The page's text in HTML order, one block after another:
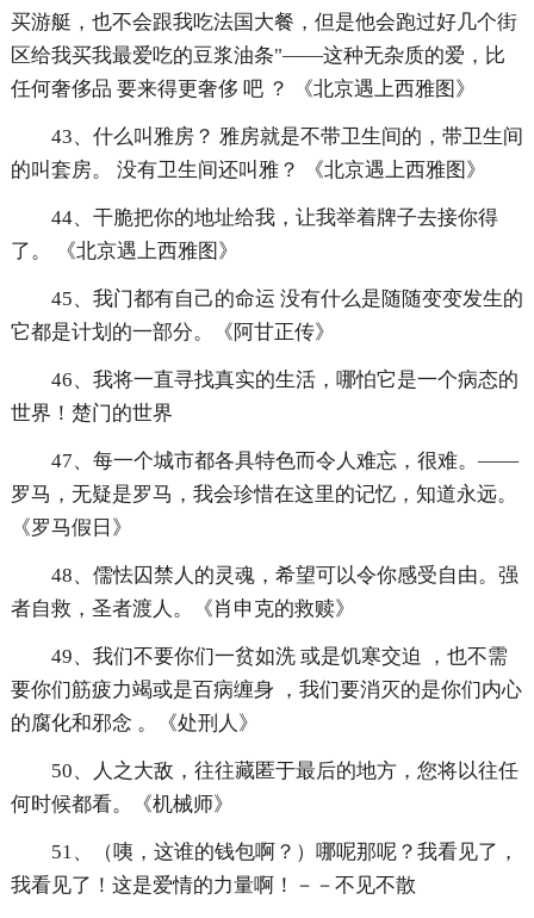
买游艇，也不会跟我吃法国大餐，但是他会跑过好几个街
区给我买我最爱吃的豆浆油条"——这种无杂质的爱，比
任何奢侈品 要来得更奢侈 吧 ？ 《北京遇上西雅图》
43、什么叫雅房？ 雅房就是不带卫生间的，带卫生间
的叫套房。 没有卫生间还叫雅？ 《北京遇上西雅图》
44、干脆把你的地址给我，让我举着牌子去接你得
了。 《北京遇上西雅图》
45、我门都有自己的命运 没有什么是随随变变发生的
它都是计划的一部分。《阿甘正传》
46、我将一直寻找真实的生活，哪怕它是一个病态的
世界！楚门的世界
47、每一个城市都各具特色而令人难忘，很难。——
罗马，无疑是罗马，我会珍惜在这里的记忆，知道永远。
《罗马假日》
48、儒怯囚禁人的灵魂，希望可以令你感受自由。强
者自救，圣者渡人。《肖申克的救赎》
49、我们不要你们一贫如洗 或是饥寒交迫 ，也不需
要你们筋疲力竭或是百病缠身 ，我们要消灭的是你们内心
的腐化和邪念 。《处刑人》
50、人之大敌，往往藏匿于最后的地方，您将以往任
何时候都看。《机械师》
51、（咦，这谁的钱包啊？）哪呢那呢？我看见了，
我看见了！这是爱情的力量啊！－－不见不散